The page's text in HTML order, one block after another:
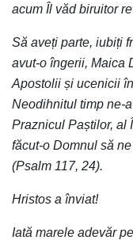
acum Îl văd biruitor
Să aveți parte, iubiți
avut-o îngerii, Maica
Apostolii și ucenicii
Neodihnitul timp ne-
Praznicul Paștilor, al
făcut-o Domnul să
(Psalm 117, 24).
Hristos a înviat!
Iată marele adevăr